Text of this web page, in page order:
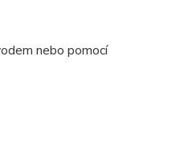
nebo pomocí